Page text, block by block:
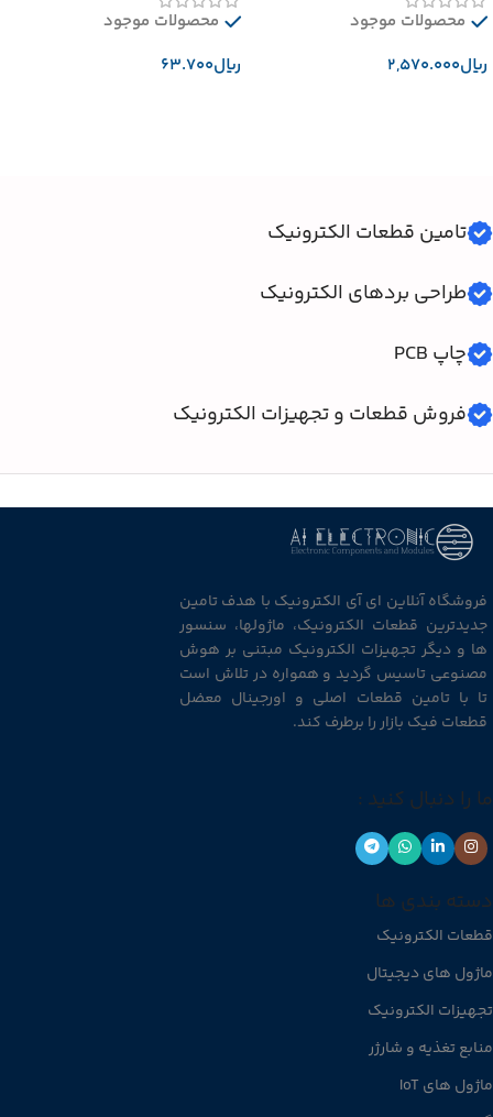
محصولات موجود
﷼
محصولات موجود
﷼
تامین قطعات الکترونیک
طراحی بردهای الکترونیک
چاپ PCB
فروش قطعات و تجهیزات الکترونیک
فروشگاه آنلاین ای آی الکترونیک با هدف تامین
جدیدترین قطعات الکترونیک، ماژولها، سنسور
ها و دیگر تجهیزات الکترونیک مبتنی بر هوش
مصنوعی تاسیس گردید و همواره در تلاش است
تا با تامین قطعات اصلی و اورجینال معضل
قطعات فیک بازار را برطرف کند.
ما را دنبال کنید :
دسته بندی ها
قطعات الکترونیک
ماژول های دیجیتال
تجهیزات الکترونیک
منابع تغذیه و شارژر
ماژول های IoT